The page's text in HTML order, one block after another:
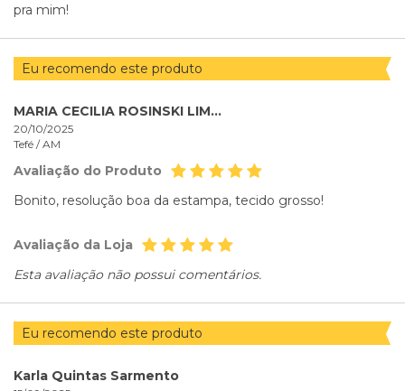
pra mim!
Eu recomendo este produto
MARIA CECILIA ROSINSKI LIMA GOMES
20/10/2025
Tefé /AM
Avaliação do Produto
Bonito, resolução boa da estampa, tecido grosso!
Avaliação da Loja
Esta avaliação não possui comentários.
Eu recomendo este produto
Karla Quintas Sarmento